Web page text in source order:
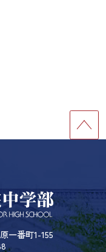
一番町1-155